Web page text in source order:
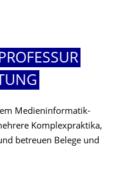
Medieninformatik-
Komplexpraktika,
betreuen Belege und